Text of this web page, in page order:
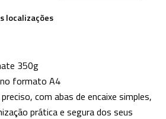
localizações
350g
formato A4
com abas de encaixe simples,
prática e segura dos seus